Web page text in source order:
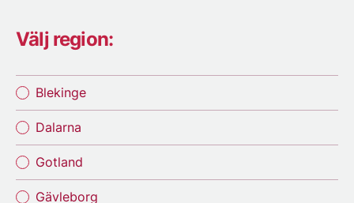
Välj region:
Blekinge
Dalarna
Gotland
Gävleborg